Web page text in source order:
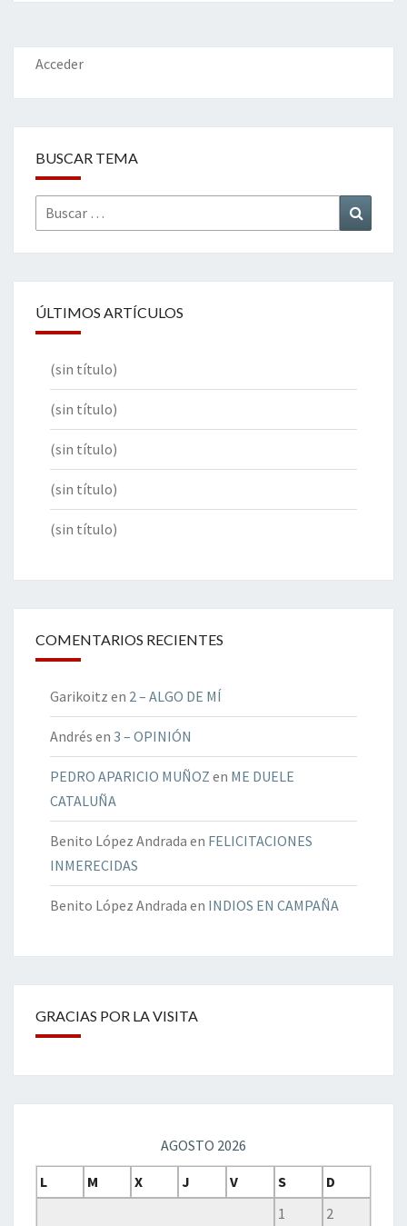
o
o
k
er dI
n
l
p
ar
Acceder
BUSCAR TEMA
Buscar
por:
ÚLTIMOS ARTÍCULOS
(sin título)
(sin título)
(sin título)
(sin título)
(sin título)
COMENTARIOS RECIENTES
Garikoitz en 2 – ALGO DE MÍ
Andrés en 3 – OPINIÓN
PEDRO APARICIO MUÑOZ en ME DUELE
CATALUÑA
Benito López Andrada en FELICITACIONES
INMERECIDAS
Benito López Andrada en INDIOS EN CAMPAÑA
GRACIAS POR LA VISITA
AGOSTO 2026
L
M X J V S
D
1
2